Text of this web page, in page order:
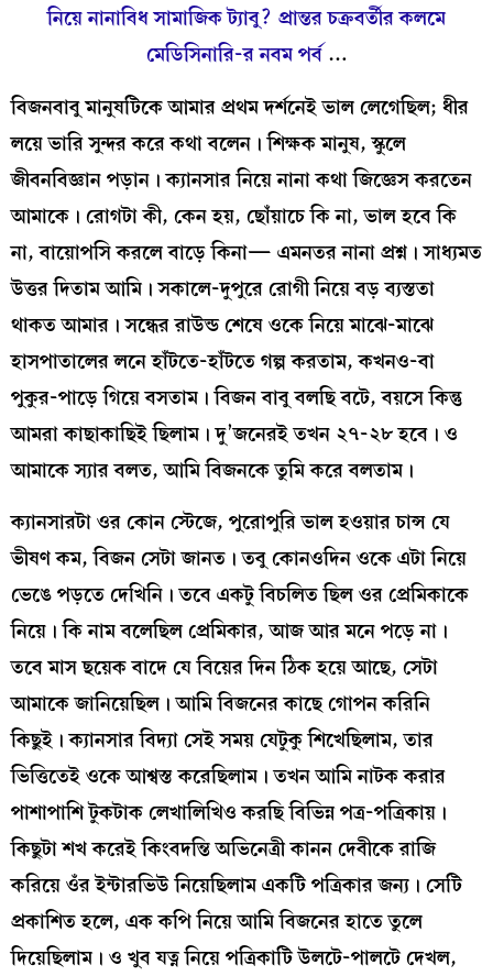
নিয়ে নানাবিধ সামাজিক ট্যাবু? প্রান্তর চক্রবর্তীর কলমে
মেডিসিনারি-র নবম পর্ব…
বিজনবাবু মানুষটিকে আমার প্রথম দর্শনেই ভাল লেগেছিল; ধীর
লয়ে ভারি সুন্দর করে কথা বলেন। শিক্ষক মানুষ, স্কুলে
জীবনবিজ্ঞান পড়ান। ক্যানসার নিয়ে নানা কথা জিজ্ঞেস করতেন
আমাকে। রোগটা কী, কেন হয়, ছোঁয়াচে কি না, ভাল হবে কি
না, বায়োপসি করলে বাড়ে কিনা— এমনতর নানা প্রশ্ন। সাধ্যমত
উত্তর দিতাম আমি। সকালে-দুপুরে রোগী নিয়ে বড় ব্যস্ততা
থাকত আমার। সন্ধের রাউন্ড শেষে ওকে নিয়ে মাঝে-মাঝে
হাসপাতালের লনে হাঁটতে-হাঁটতে গল্প করতাম, কখনও-বা
পুকুর-পাড়ে গিয়ে বসতাম। বিজন বাবু বলছি বটে, বয়সে কিন্তু
আমরা কাছাকাছিই ছিলাম। দু’জনেরই তখন ২৭-২৮ হবে। ও
আমাকে স্যার বলত, আমি বিজনকে তুমি করে বলতাম।
ক্যানসারটা ওর কোন স্টেজে, পুরোপুরি ভাল হওয়ার চান্স যে
ভীষণ কম, বিজন সেটা জানত। তবু কোনওদিন ওকে এটা নিয়ে
ভেঙে পড়তে দেখিনি। তবে একটু বিচলিত ছিল ওর প্রেমিকাকে
নিয়ে। কি নাম বলেছিল প্রেমিকার, আজ আর মনে পড়ে না।
তবে মাস ছয়েক বাদে যে বিয়ের দিন ঠিক হয়ে আছে, সেটা
আমাকে জানিয়েছিল। আমি বিজনের কাছে গোপন করিনি
কিছুই। ক্যানসার বিদ্যা সেই সময় যেটুকু শিখেছিলাম, তার
ভিত্তিতেই ওকে আশ্বস্ত করেছিলাম। তখন আমি নাটক করার
পাশাপাশি টুকটাক লেখালিখিও করছি বিভিন্ন পত্র-পত্রিকায়।
কিছুটা শখ করেই কিংবদন্তি অভিনেত্রী কানন দেবীকে রাজি
করিয়ে ওঁর ইন্টারভিউ নিয়েছিলাম একটি পত্রিকার জন্য। সেটি
প্রকাশিত হলে, এক কপি নিয়ে আমি বিজনের হাতে তুলে
দিয়েছিলাম। ও খুব যত্ন নিয়ে পত্রিকাটি উলটে-পালটে দেখল,